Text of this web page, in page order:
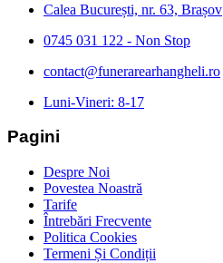
Calea București, nr. 63, Brașov
0745 031 122 - Non Stop
contact@funerarearhangheli.ro
Luni-Vineri: 8-17
Pagini
Despre Noi
Povestea Noastră
Tarife
Întrebări Frecvente
Politica Cookies
Termeni Și Condiții